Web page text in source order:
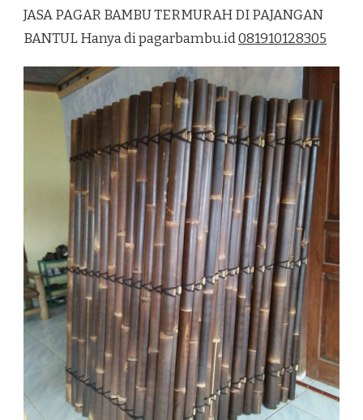
BAMBU
TERMURAH
DI
JASA PAGAR BAMBU TERMURAH DI PAJANGAN
BANTUL Hanya di pagarbambu.id081910128305